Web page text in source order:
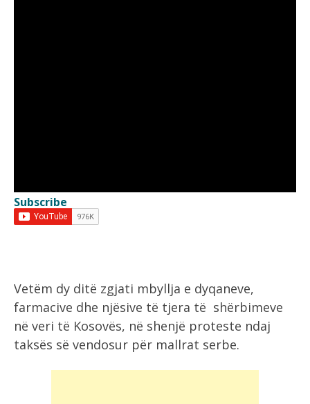
Subscribe
Vetëm dy ditë zgjati mbyllja e dyqaneve,
farmacive dhe njësive të tjera të shërbimeve
në veri të Kosovës, në shenjë proteste ndaj
taksës së vendosur për mallrat serbe.